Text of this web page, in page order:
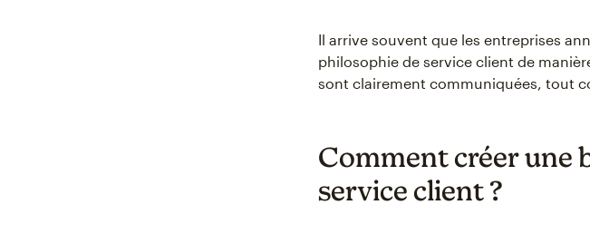
Il arrive souvent que les entreprises
philosophie de service client de
sont clairement communiquées, tout
Comment créer une
service client ?